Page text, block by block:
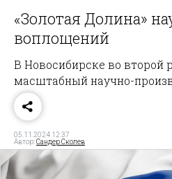
«Золотая Долина»
воплощений
В Новосибирске во второй
масштабный научно-
05.11.2024 12:37
Автор:Сандер Сколев